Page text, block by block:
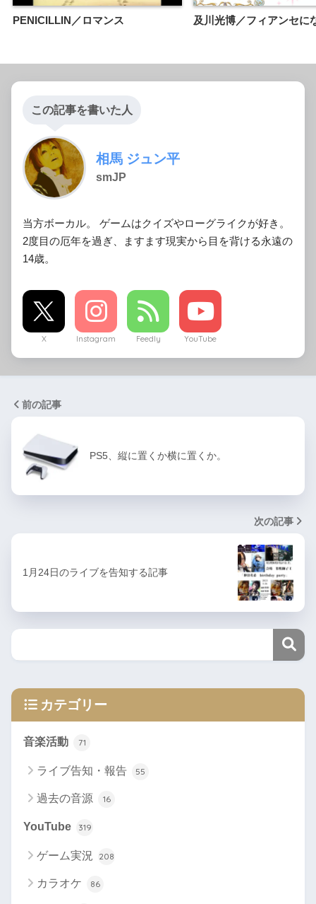
PENICILLIN／ロマンス 及川光博／フィアンセに
この記事を書いた人
相馬 ジュン平
smJP
当方ボーカル。 ゲームはクイズやローグライクが好き。
2度目の厄年を過ぎ、ますます現実から目を背ける永遠の
14歳。
X Instagram Feedly YouTube
前の記事
PS5、縦に置くか横に置くか。
次の記事
1月24日のライブを告知する記事
カテゴリー
音楽活動 71
ライブ告知・報告 55
過去の音源 16
YouTube 319
ゲーム実況 208
カラオケ 86